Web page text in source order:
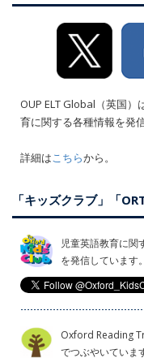
OUP ELT Global（英国
育に関する各種情報を発
詳細はこちらから。
「キッズクラブ」「
児童英語教育に関
を発信しています。
Oxford Reading
でつぶやいていま